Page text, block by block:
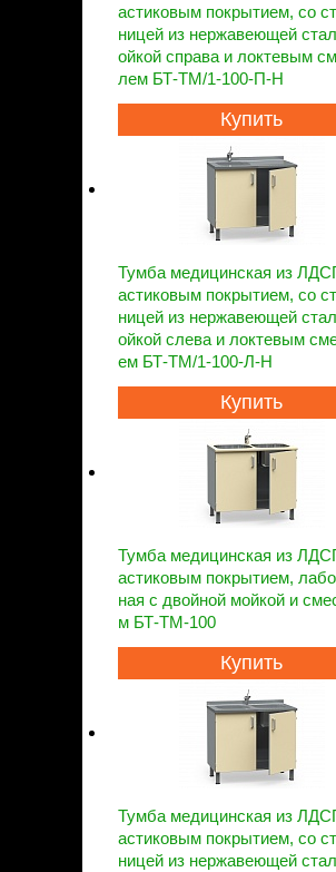
астиковым покрытием, со
ницей из нержавеющей
ойкой справа и локтевым
лем БТ-ТМ/1-100-П-Н
Купить
Тумба медицинская из
астиковым покрытием, со
ницей из нержавеющей
ойкой слева и локтевым
ем БТ-ТМ/1-100-Л-Н
Купить
Тумба медицинская из
астиковым покрытием,
ная с двойной мойкой и
м БТ-ТМ-100
Купить
Тумба медицинская из
астиковым покрытием, со
ницей из нержавеющей